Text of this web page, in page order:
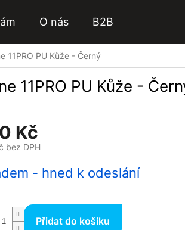
O nás B2B
11PRO PU Kůže - Černý
11PRO PU Kůže -
Kč
bez DPH
- hned k odeslání
Přidat do košíku